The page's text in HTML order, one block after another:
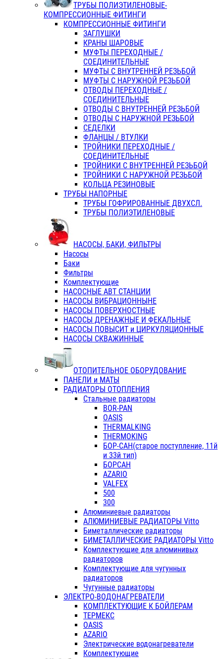
ТРУБЫ ПОЛИЭТИЛЕНОВЫЕ-
КОМПРЕССИОННЫЕ ФИТИНГИ
КОМПРЕССИОННЫЕ ФИТИНГИ
ЗАГЛУШКИ
КРАНЫ ШАРОВЫЕ
МУФТЫ ПЕРЕХОДНЫЕ /
СОЕДИНИТЕЛЬНЫЕ
МУФТЫ С ВНУТРЕННЕЙ РЕЗЬБОЙ
МУФТЫ С НАРУЖНОЙ РЕЗЬБОЙ
ОТВОДЫ ПЕРЕХОДНЫЕ /
СОЕДИНИТЕЛЬНЫЕ
ОТВОДЫ С ВНУТРЕННЕЙ РЕЗЬБОЙ
ОТВОДЫ С НАРУЖНОЙ РЕЗЬБОЙ
СЕДЕЛКИ
ФЛАНЦЫ / ВТУЛКИ
ТРОЙНИКИ ПЕРЕХОДНЫЕ /
СОЕДИНИТЕЛЬНЫЕ
ТРОЙНИКИ С ВНУТРЕННЕЙ РЕЗЬБОЙ
ТРОЙНИКИ С НАРУЖНОЙ РЕЗЬБОЙ
КОЛЬЦА РЕЗИНОВЫЕ
ТРУБЫ НАПОРНЫЕ
ТРУБЫ ГОФРИРОВАННЫЕ ДВУХСЛ.
ТРУБЫ ПОЛИЭТИЛЕНОВЫЕ
НАСОСЫ, БАКИ, ФИЛЬТРЫ
Насосы
Баки
Фильтры
Комплектующие
НАСОСНЫЕ АВТ СТАНЦИИ
НАСОСЫ ВИБРАЦИОННЫНЕ
НАСОСЫ ПОВЕРХНОСТНЫЕ
НАСОСЫ ДРЕНАЖНЫЕ И ФЕКАЛЬНЫЕ
НАСОСЫ ПОВЫСИТ и ЦИРКУЛЯЦИОННЫЕ
НАСОСЫ СКВАЖИННЫЕ
ОТОПИТЕЛЬНОЕ ОБОРУДОВАНИЕ
ПАНЕЛИ и МАТЫ
РАДИАТОРЫ ОТОПЛЕНИЯ
Стальные радиаторы
BOR-PAN
OASIS
THERMALKING
THERMOKING
БОР-САН(старое поступление, 11й
и 33й тип)
БОРСАН
AZARIO
VALFEX
500
300
Алюминиевые радиаторы
АЛЮМИНИЕВЫЕ РАДИАТОРЫ Vitto
Биметаллические радиаторы
БИМЕТАЛЛИЧЕСКИЕ РАДИАТОРЫ Vitto
Комплектующие для алюминивых
радиаторов
Комплектующие для чугунных
радиаторов
Чугунные радиаторы
ЭЛЕКТРО-ВОДОНАГРЕВАТЕЛИ
КОМПЛЕКТУЮЩИЕ К БОЙЛЕРАМ
ТЕРМЕКС
OASIS
AZARIO
Электрические водонагреватели
Комплектующие